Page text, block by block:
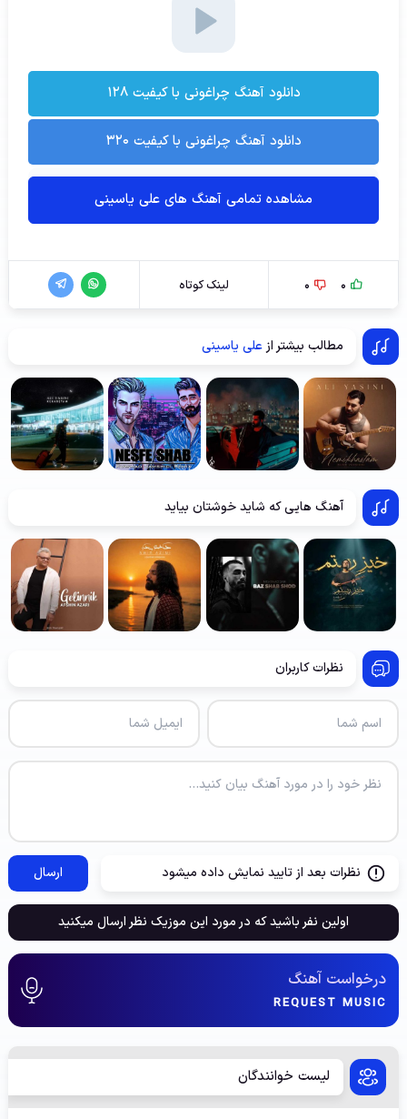
دانلود آهنگ چراغونی با کیفیت ۱۲۸
دانلود آهنگ چراغونی با کیفیت ۳۲۰
مشاهده تمامی آهنگ های علی یاسینی
0
0 لینک کوتاه
مطالب بیشتر ازعلی یاسینی
آهنگ هایی که شاید خوشتان بیاید
نظرات کاربران
نظرات بعد از تایید نمایش داده میشود ارسال
اولین نفر باشید که در مورد این موزیک نظر ارسال میکنید
درخواست آهنگ
REQUEST MUSIC
لیست خوانندگان